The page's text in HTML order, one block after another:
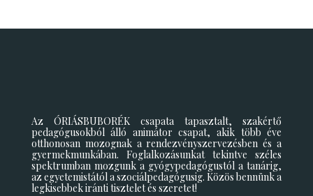
Az ÓRIÁSBUBORÉK csapata tapasztalt, szakértő
pedagógusokból álló animátor csapat, akik több éve
otthonosan mozognak a rendezvényszervezésben és a
gyermekmunkában. Foglalkozásunkat tekintve széles
spektrumban mozgunk a gyógypedagógustól a tanárig,
az egyetemistától a szociálpedagógusig. Közös bennünk a
legkisebbek iránti tisztelet és szeretet!